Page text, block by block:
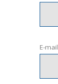
E-mail